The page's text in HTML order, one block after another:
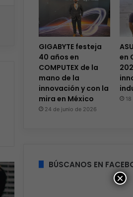
GIGABYTE festeja
40 años en
COMPUTEX de la
mano de la
innovación y con la
mira en México
24 de junio de 2026
en
BÚSCANOS EN
×